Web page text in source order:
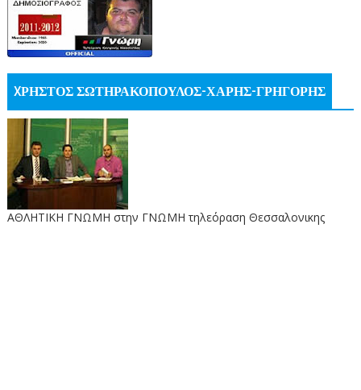
XΡΗΣΤΟΣ ΣΩΤΗΡΑΚΟΠΟΥΛΟΣ-ΧΑΡΗΣ-ΓΡΗΓΟΡΗΣ
ΑΘΛΗΤΙΚΗ ΓΝΩΜΗ στην ΓΝΩΜΗ τηλεόραση Θεσσαλονικης